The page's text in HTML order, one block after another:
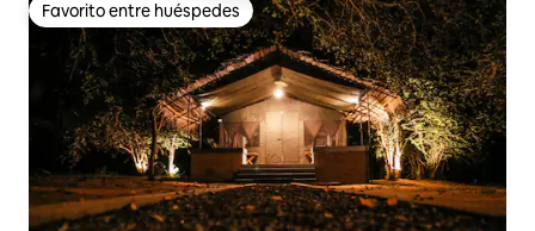
Favorito entre huéspedes
Favorito entre huéspedes